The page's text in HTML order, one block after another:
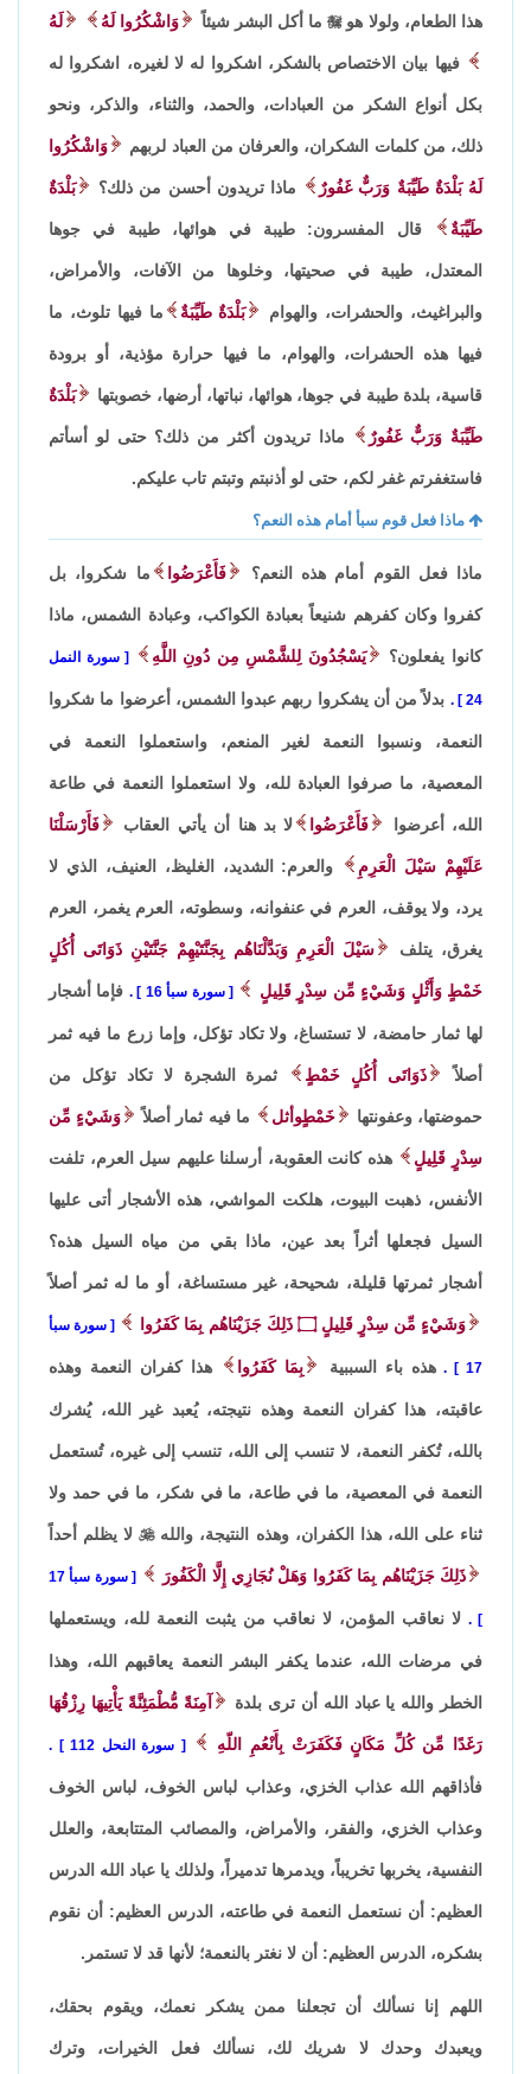
هذا الطعام، ولولا هوما أكل البشر شيئاً وَاشْكُرُوا لَهُ لَهُ
فيها بيان الاختصاص بالشكر، اشكروا له لا لغيره، اشكروا له
بكل أنواع الشكر من العبادات، والحمد، والثناء، والذكر، ونحو
ذلك، من كلمات الشكران، والعرفان من العباد لربهم وَاشْكُرُوا
لَهُ بَلْدَةٌ طَيِّبَةٌ وَرَبٌّ غَفُورٌ ماذا تريدون أحسن من ذلك؟ بَلْدَةٌ
طَيِّبَةٌ قال المفسرون: طيبة في هوائها، طيبة في جوها
المعتدل، طيبة في صحيتها، وخلوها من الآفات، والأمراض،
والبراغيث، والحشرات، والهوام بَلْدَةٌ طَيِّبَةٌ ما فيها تلوث، ما
فيها هذه الحشرات، والهوام، ما فيها حرارة مؤذية، أو برودة
قاسية، بلدة طيبة في جوها، هوائها، نباتها، أرضها، خصوبتها بَلْدَةٌ
طَيِّبَةٌ وَرَبٌّ غَفُورٌ ماذا تريدون أكثر من ذلك؟ حتى لو أسأتم
فاستغفرتم غفر لكم، حتى لو أذنبتم وتبتم تاب عليكم.
ماذا فعل قوم سبأ أمام هذه النعم؟
ماذا فعل القوم أمام هذه النعم؟ فَأَعْرَضُوا ما شكروا، بل
كفروا وكان كفرهم شنيعاً بعبادة الكواكب، وعبادة الشمس، ماذا
كانوا يفعلون؟ يَسْجُدُونَ لِلشَّمْسِ مِن دُونِ اللَّهِ سورة النمل
24
. بدلاً من أن يشكروا ربهم عبدوا الشمس، أعرضوا ما شكروا
النعمة، ونسبوا النعمة لغير المنعم، واستعملوا النعمة في
المعصية، ما صرفوا العبادة لله، ولا استعملوا النعمة في طاعة
الله، أعرضوا فَأَعْرَضُوا لا بد هنا أن يأتي العقاب فَأَرْسَلْنَا
عَلَيْهِمْ سَيْلَ الْعَرِمِ والعرم: الشديد، الغليظ، العنيف، الذي لا
يرد، ولا يوقف، العرم في عنفوانه، وسطوته، العرم يغمر، العرم
يغرق، يتلف سَيْلَ الْعَرِمِ وَبَدَّلْنَاهُم بِجَنَّتَيْهِمْ جَنَّتَيْنِ ذَوَاتَى أُكُلٍ
خَمْطٍ وَأَثْلٍ وَشَيْءٍ مِّن سِدْرٍ قَلِيلٍ سورة سبأ 16 . فإما أشجار
لها ثمار حامضة، لا تستساغ، ولا تكاد تؤكل، وإما زرع ما فيه ثمر
أصلاً ذَوَاتَى أُكُلٍ خَمْطٍ ثمرة الشجرة لا تكاد تؤكل من
حموضتها، وعفونتها خَمْطٍوأثل ما فيه ثمار أصلاً وَشَيْءٍ مِّن
سِدْرٍ قَلِيلٍ هذه كانت العقوبة، أرسلنا عليهم سيل العرم، تلفت
الأنفس، ذهبت البيوت، هلكت المواشي، هذه الأشجار أتى عليها
السيل فجعلها أثراً بعد عين، ماذا بقي من مياه السيل هذه؟
أشجار ثمرتها قليلة، شحيحة، غير مستساغة، أو ما له ثمر أصلاً
وَشَيْءٍ مِّن سِدْرٍ قَلِيلٍ ۝ ذَلِكَ جَزَيْنَاهُم بِمَا كَفَرُوا سورة سبأ
17
.هذه باء السببية بِمَا كَفَرُوا هذا كفران النعمة وهذه
عاقبته، هذا كفران النعمة وهذه نتيجته، يُعبد غير الله، يُشرك
بالله، تُكفر النعمة، لا تنسب إلى الله، تنسب إلى غيره، تُستعمل
النعمة في المعصية، ما في طاعة، ما في شكر، ما في حمد ولا
ثناء على الله، هذا الكفران، وهذه النتيجة، واللهلا يظلم أحداً
ذَلِكَ جَزَيْنَاهُم بِمَا كَفَرُوا وَهَلْ نُجَازِي إِلَّا الْكَفُورَ سورة سبأ 17
. لا نعاقب المؤمن، لا نعاقب من يثبت النعمة لله، ويستعملها
في مرضات الله، عندما يكفر البشر النعمة يعاقبهم الله، وهذا
الخطر والله يا عباد الله أن ترى بلدة آمِنَةً مُّطْمَئِنَّةً يَأْتِيهَا رِزْقُهَا
رَغَدًا مِّن كُلِّ مَكَانٍ فَكَفَرَتْ بِأَنْعُمِ اللّهِ سورة النحل 112 .
فأذاقهم الله عذاب الخزي، وعذاب لباس الخوف، لباس الخوف
وعذاب الخزي، والفقر، والأمراض، والمصائب المتتابعة، والعلل
النفسية، يخربها تخريباً، ويدمرها تدميراً، ولذلك يا عباد الله الدرس
العظيم: أن نستعمل النعمة في طاعته، الدرس العظيم: أن نقوم
بشكره، الدرس العظيم: أن لا نغتر بالنعمة؛ لأنها قد لا تستمر.
اللهم إنا نسألك أن تجعلنا ممن يشكر نعمك، ويقوم بحقك،
ويعبدك وحدك لا شريك لك، نسألك فعل الخيرات، وترك